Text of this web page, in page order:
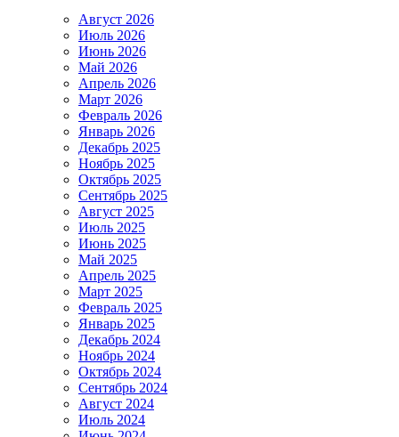
Август 2026
Июль 2026
Июнь 2026
Май 2026
Апрель 2026
Март 2026
Февраль 2026
Январь 2026
Декабрь 2025
Ноябрь 2025
Октябрь 2025
Сентябрь 2025
Август 2025
Июль 2025
Июнь 2025
Май 2025
Апрель 2025
Март 2025
Февраль 2025
Январь 2025
Декабрь 2024
Ноябрь 2024
Октябрь 2024
Сентябрь 2024
Август 2024
Июль 2024